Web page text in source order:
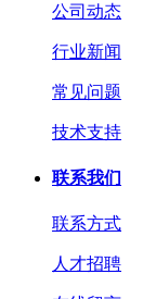
公司动态
行业新闻
常见问题
技术支持
联系我们
联系方式
人才招聘